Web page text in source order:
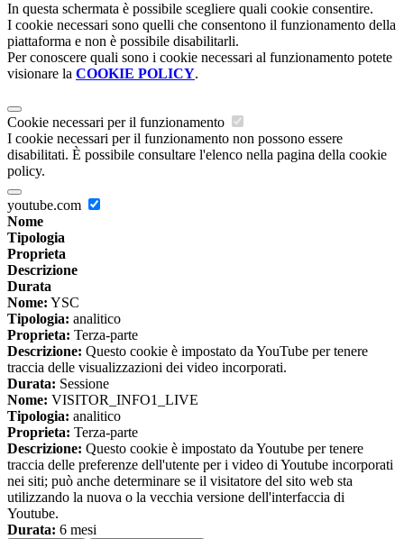
In questa schermata è possibile scegliere quali cookie consentire.
I cookie necessari sono quelli che consentono il funzionamento della
piattaforma e non è possibile disabilitarli.
Per conoscere quali sono i cookie necessari al funzionamento potete
visionare la COOKIE POLICY.
Cookie necessari per il funzionamento
I cookie necessari per il funzionamento non possono essere
disabilitati. È possibile consultare l'elenco nella pagina della cookie
policy.
youtube.com
Nome
Tipologia
Proprieta
Descrizione
Durata
Nome: YSC
Tipologia: analitico
Proprieta: Terza-parte
Descrizione: Questo cookie è impostato da YouTube per tenere
traccia delle visualizzazioni dei video incorporati.
Durata: Sessione
Nome: VISITOR_INFO1_LIVE
Tipologia: analitico
Proprieta: Terza-parte
Descrizione: Questo cookie è impostato da Youtube per tenere
traccia delle preferenze dell'utente per i video di Youtube incorporati
nei siti; può anche determinare se il visitatore del sito web sta
utilizzando la nuova o la vecchia versione dell'interfaccia di
Youtube.
Durata: 6 mesi